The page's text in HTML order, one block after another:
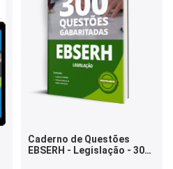
Caderno de Questões
EBSERH - Legislação - 300